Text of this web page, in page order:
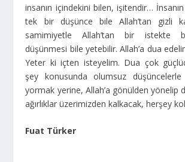
insanın içindekini bilen, işitendir…
tek bir düşünce bile Allah’tan gizli
samimiyetle Allah’tan bir istekte
düşünmesi bile yetebilir. Allah’a dua
Yeter ki içten isteyelim. Dua çok
şey konusunda olumsuz düşüncelerle
yormak yerine, Allah’a gönülden yönelip
ağırlıklar üzerimizden kalkacak, herşey
Fuat Türker